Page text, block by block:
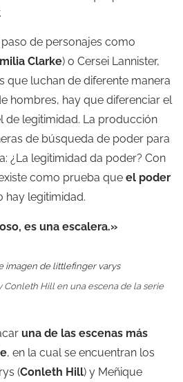
de personajes como
Clarke) o Cersei Lannister,
que luchan de diferente manera
hombres, hay que diferenciar el
de legitimidad. La producción
de búsqueda de poder para
¿La legitimidad da poder? Con
como prueba que el poder
hay legitimidad.
es una escalera.»
Conleth Hill en una escena de la serie
una de las escenas más
, en la cual se encuentran los
(Conleth Hill) y Meñique